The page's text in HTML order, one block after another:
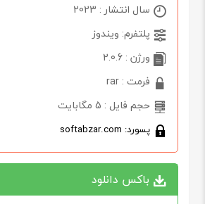
سال انتشار : 2023
پلتفرم: ویندوز
ورژن : 2.0.6
فرمت : rar
حجم فایل : 5 مگابایت
پسورد: softabzar.com
باکس دانلود